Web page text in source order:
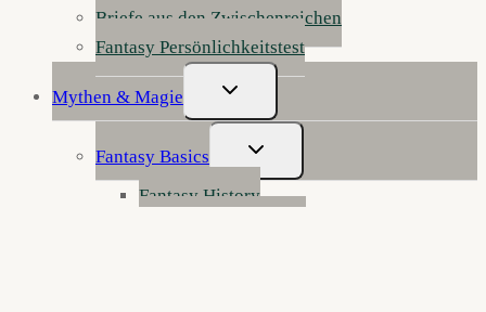
Briefe aus den Zwischenreichen
Fantasy Persönlichkeitstest
Mythen & Magie
Untermenü
Umschalten
Fantasy Basics
Untermenü
Umschalten
Fantasy History